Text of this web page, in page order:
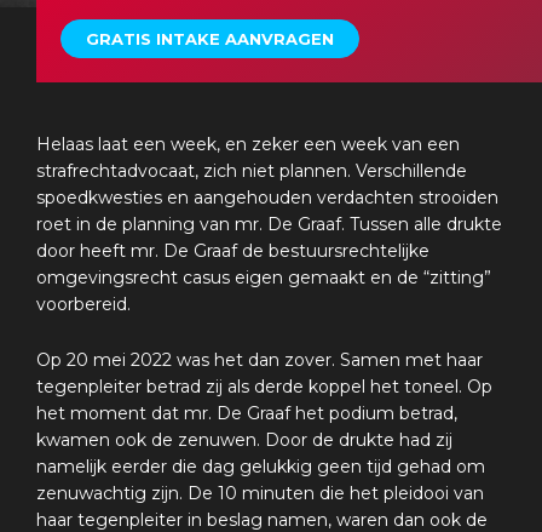
GRATIS INTAKE AANVRAGEN
Helaas laat een week, en zeker een week van een
strafrechtadvocaat, zich niet plannen. Verschillende
spoedkwesties en aangehouden verdachten strooiden
roet in de planning van mr. De Graaf. Tussen alle drukte
door heeft mr. De Graaf de bestuursrechtelijke
omgevingsrecht casus eigen gemaakt en de “zitting”
voorbereid.
Op 20 mei 2022 was het dan zover. Samen met haar
tegenpleiter betrad zij als derde koppel het toneel. Op
het moment dat mr. De Graaf het podium betrad,
kwamen ook de zenuwen. Door de drukte had zij
namelijk eerder die dag gelukkig geen tijd gehad om
zenuwachtig zijn. De 10 minuten die het pleidooi van
haar tegenpleiter in beslag namen, waren dan ook de